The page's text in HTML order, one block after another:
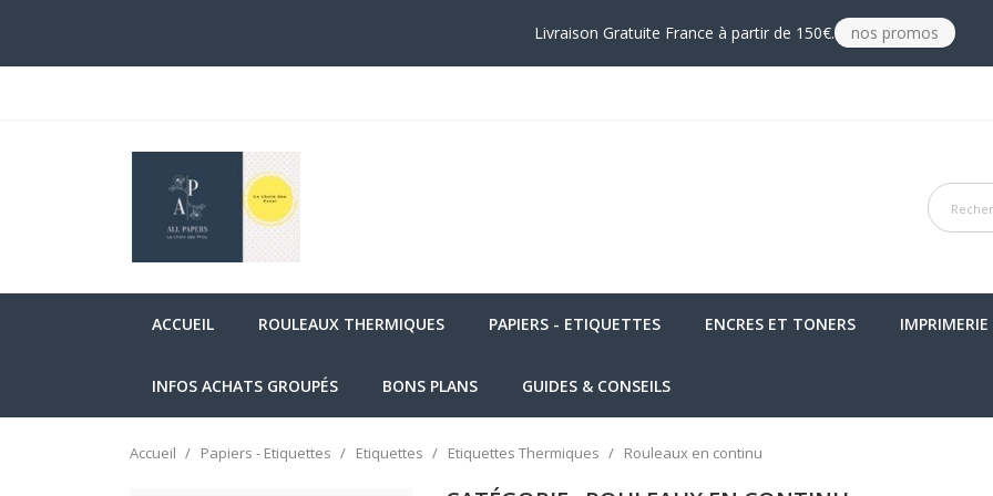
Livraison Gratuite France à partir de 150€. nos promos
ACCUEIL ROULEAUX THERMIQUES PAPIERS - ETIQUETTES ENCRES ET TONERS IMPRIMERIE
INFOS ACHATS GROUPÉS BONS PLANS GUIDES & CONSEILS
Accueil Papiers - Etiquettes Etiquettes Etiquettes Thermiques Rouleaux en continu